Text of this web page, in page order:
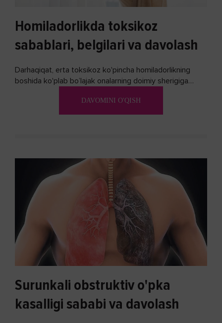
Homiladorlikda toksikoz
sabablari, belgilari va davolash
Darhaqiqat, erta toksikoz ko'pincha homiladorlikning
boshida ko'plab bo’lajak onalarning doimiy sherigiga
biron bir usuli bormi?DAVOMINI O'QISH
Surunkali obstruktiv o'pka
kasalligi sababi va davolash